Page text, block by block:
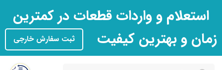
استعلام و واردات قطعات در کمترین
زمان و بهترین کیفیت
ثبت سفارش خارجی